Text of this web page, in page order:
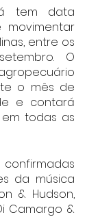
tem data
entre os
O
o mês de
e contará
todas as
da música
& Hudson,
Camargo &